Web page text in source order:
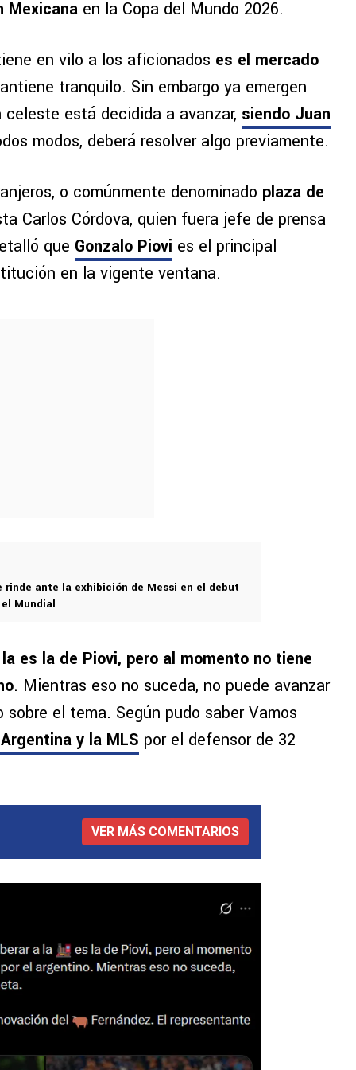
Mexicana en la Copa del Mundo 2026.
en vilo a los aficionados es el mercado
tranquilo. Sin embargo ya emergen
está decidida a avanzar, siendo Juan
modos, deberá resolver algo previamente.
o comúnmente denominado plaza de
Carlos Córdova, quien fuera jefe de prensa
que Gonzalo Piovi es el principal
en la vigente ventana.
rinde ante la exhibición de Messi en el debut
Mundial
es la de Piovi, pero al momento no tiene
. Mientras eso no suceda, no puede avanzar
el tema. Según pudo saber Vamos
y la MLS por el defensor de 32
VER MÁS COMENTARIOS